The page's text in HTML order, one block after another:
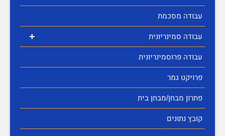
עבודה מסכמת
+ עבודה סמינריונית
עבודה פרוסמינריונית
פרויקט גמר
פתרון מבחן/מבחן בית
קובץ נתונים